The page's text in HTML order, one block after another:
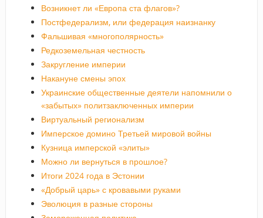
Возникнет ли «Европа ста флагов»?
Постфедерализм, или федерация наизнанку
Фальшивая «многополярность»
Редкоземельная честность
Закругление империи
Накануне смены эпох
Украинские общественные деятели напомнили о
«забытых» политзаключенных империи
Виртуальный регионализм
Имперское домино Третьей мировой войны
Кузница имперской «элиты»
Можно ли вернуться в прошлое?
Итоги 2024 года в Эстонии
«Добрый царь» с кровавыми руками
Эволюция в разные стороны